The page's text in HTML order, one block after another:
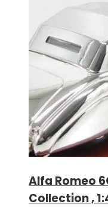
Alfa Romeo
Collection ,